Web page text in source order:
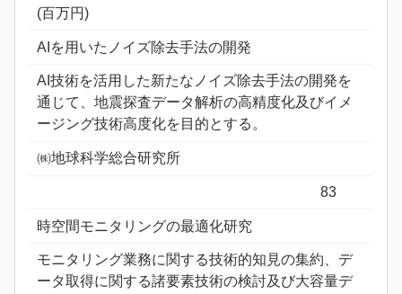
(百万円)
AIを用いたノイズ除去手法の開発
AI技術を活用した新たなノイズ除去手法の開発を
通じて、地震探査データ解析の高精度化及びイメ
ージング技術高度化を目的とする。
㈱地球科学総合研究所
83
時空間モニタリングの最適化研究
モニタリング業務に関する技術的知見の集約、デ
ータ取得に関する諸要素技術の検討及び大容量デ